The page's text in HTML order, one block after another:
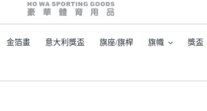
金箔畫 意大利獎盃 旗座/旗桿 旗幟 獎盃
主頁 / 型號: HW07174 全透明小壓形冰山水晶 / hw07174